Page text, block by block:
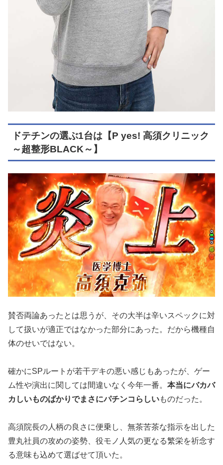
ドテチンの選ぶ1台は【P yes! 高須クリニック
～超整形BLACK～】
賛否両論あったとは思うが、その大半は辛いスペックに対
して扱いが適正ではなかった部分にあった。 だから機種自
体のせいではない。
確かにSPルートが若干デキの悪い感じもあったが、ゲー
ム性や演出に関しては間違いなく今年一番。 本当にバカバ
カしいものばかりでまさにパチンコらしいものだった 。
高須院長の人柄の良さに便乗し、無茶苦茶な指示を出した
豊丸社 員の攻めの姿勢、役モノ人気の更なる繁栄を祈念す
る意味も込めて選ばせて頂いた。